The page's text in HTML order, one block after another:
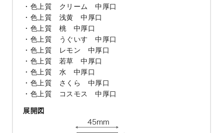
色上質 クリーム 中厚口
色上質 浅黄 中厚口
色上質 桃 中厚口
色上質 うぐいす 中厚口
色上質 レモン 中厚口
色上質 若草 中厚口
色上質 水 中厚口
色上質 さくら 中厚口
色上質 コスモス 中厚口
展開図